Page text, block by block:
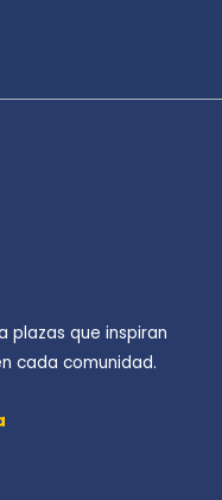
plazas que inspiran
cada comunidad.